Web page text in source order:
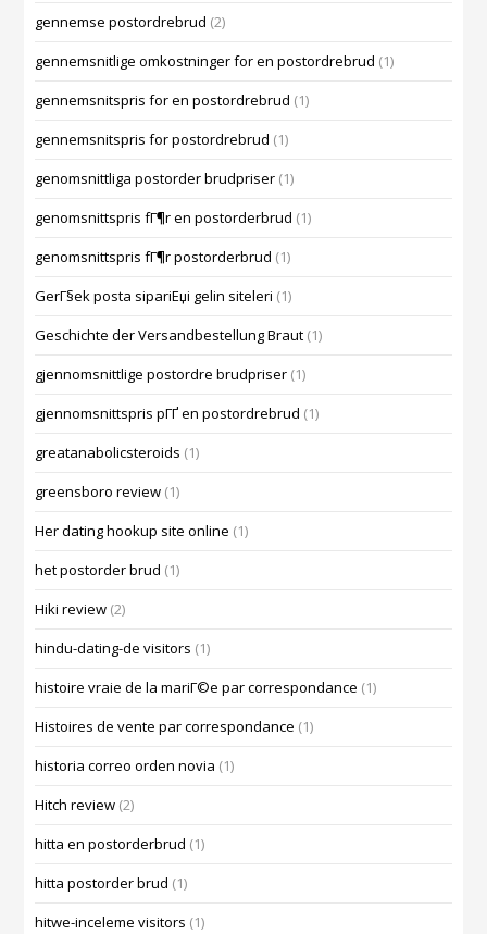
gennemse postordrebrud (2)
gennemsnitlige omkostninger for en postordrebrud (1)
gennemsnitspris for en postordrebrud (1)
gennemsnitspris for postordrebrud (1)
genomsnittliga postorder brudpriser (1)
genomsnittspris fГ¶r en postorderbrud (1)
genomsnittspris fГ¶r postorderbrud (1)
GerГ§ek posta sipariЕџi gelin siteleri (1)
Geschichte der Versandbestellung Braut (1)
gjennomsnittlige postordre brudpriser (1)
gjennomsnittspris pГҐ en postordrebrud (1)
greatanabolicsteroids (1)
greensboro review (1)
Her dating hookup site online (1)
het postorder brud (1)
Hiki review (2)
hindu-dating-de visitors (1)
histoire vraie de la mariГ©e par correspondance (1)
Histoires de vente par correspondance (1)
historia correo orden novia (1)
Hitch review (2)
hitta en postorderbrud (1)
hitta postorder brud (1)
hitwe-inceleme visitors (1)